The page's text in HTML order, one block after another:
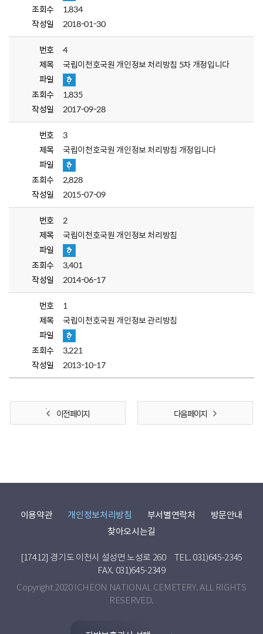
조회수
1,834
작성일
2018-01-30
번호
4
제목
국립이천호국원 개인정보 처리방침 5차 개정입니다
파일
조회수
1,835
작성일
2017-09-28
번호
3
제목
국립이천호국원 개인정보 처리방침 개정입니다
파일
조회수
2,828
작성일
2015-07-09
번호
2
제목
국립이천호국원 개인정보 처리방침
파일
조회수
3,401
작성일
2014-06-17
번호
1
제목
국립이천호국원 개인정보 관리방침
파일
조회수
3,221
작성일
2013-10-17
이전 페이지 다음 페이지
이용약관 개인정보처리방침 부서별연락처
방문안내
찾아오시는길
[17412] 경기도 이천시 설성면 노성로 260
TEL. 031)645-2345
FAX. 031)645-2349
Copyright 2020 ICHEON NATIONAL CEMETERY. ALL RIGHTS
RESERVED.